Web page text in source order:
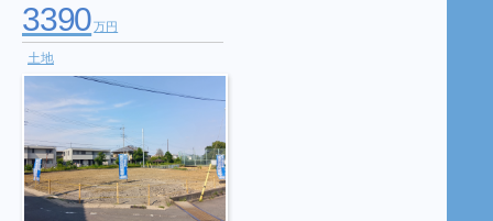
3390万円
土地